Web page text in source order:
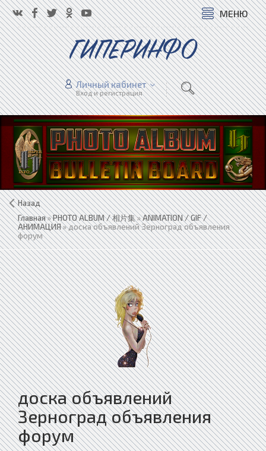
МЕНЮ
ГИПЕРИНФО
Личный кабинет
Вход и регистрация
Назад
Главная»PHOTO ALBUM / 相片集»ANIMATION / GIF /
АНИМАЦИЯ» доска объявлений Зерноград объявления
форум
доска объявлений
Зерноград объявления
форум